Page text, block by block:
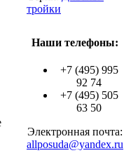
тройки
Наши телефоны:
+7 (495) 995
92 74
+7 (495) 505
63 50
Электронная почта:
allposuda@yandex.ru